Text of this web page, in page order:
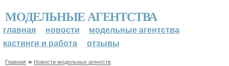
МОДЕЛЬНЫЕ АГЕНТСТВА
главная новости
модельные агентства
кастинги и работа
отзывы
Главная » Новости модельных агентств